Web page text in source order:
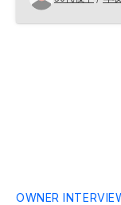
た。節税メリッ
比較が出来るよ
OWNER